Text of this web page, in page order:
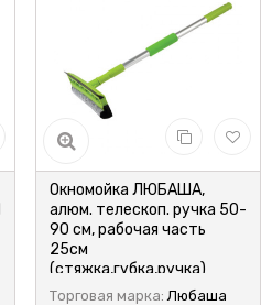
Окномойка ЛЮБАША,
алюм. телескоп. ручка 50-
90 см, рабочая часть
25см
(стяжка,губка,ручка)
Торговая марка: Любаша